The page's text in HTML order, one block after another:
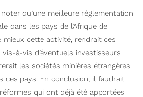
qu’une meilleure réglementation
dans les pays de l’Afrique de
mieux cette activité, rendrait ces
à-vis d’éventuels investisseurs
les sociétés minières étrangères
ces pays. En conclusion, il faudrait
qui ont déjà été apportées